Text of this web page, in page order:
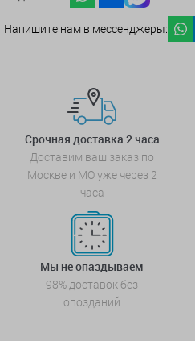
Напишите нам в мессенджеры:
Срочная доставка 2 часа
Доставим ваш заказ по
Москве и МО уже через 2
часа
Мы не опаздываем
98% доставок без
опозданий